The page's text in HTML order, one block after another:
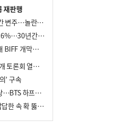
재판행
빨려들어갈 듯 스크린 속 시공간 변주…놀란의 메시지는 ‘전쟁 속죄’
K팝 아이돌, '밀리언셀러' 단 1.6%…30년간 등장 1182개팀 전수조사
‘라이징 스타’ 배우 김민하, 올해 BIFF 개막식 사회자 확정
친일 논란 빚은 가수 남인수 공개 토론회 열린다.
’ 구속
월드컵서 증명한 K-콘텐츠 위상…BTS 하프타임쇼·정호연 트로피 세리머니
‘무법중년’의 사적응징 액션, 답답한 속 확 뚫어주네